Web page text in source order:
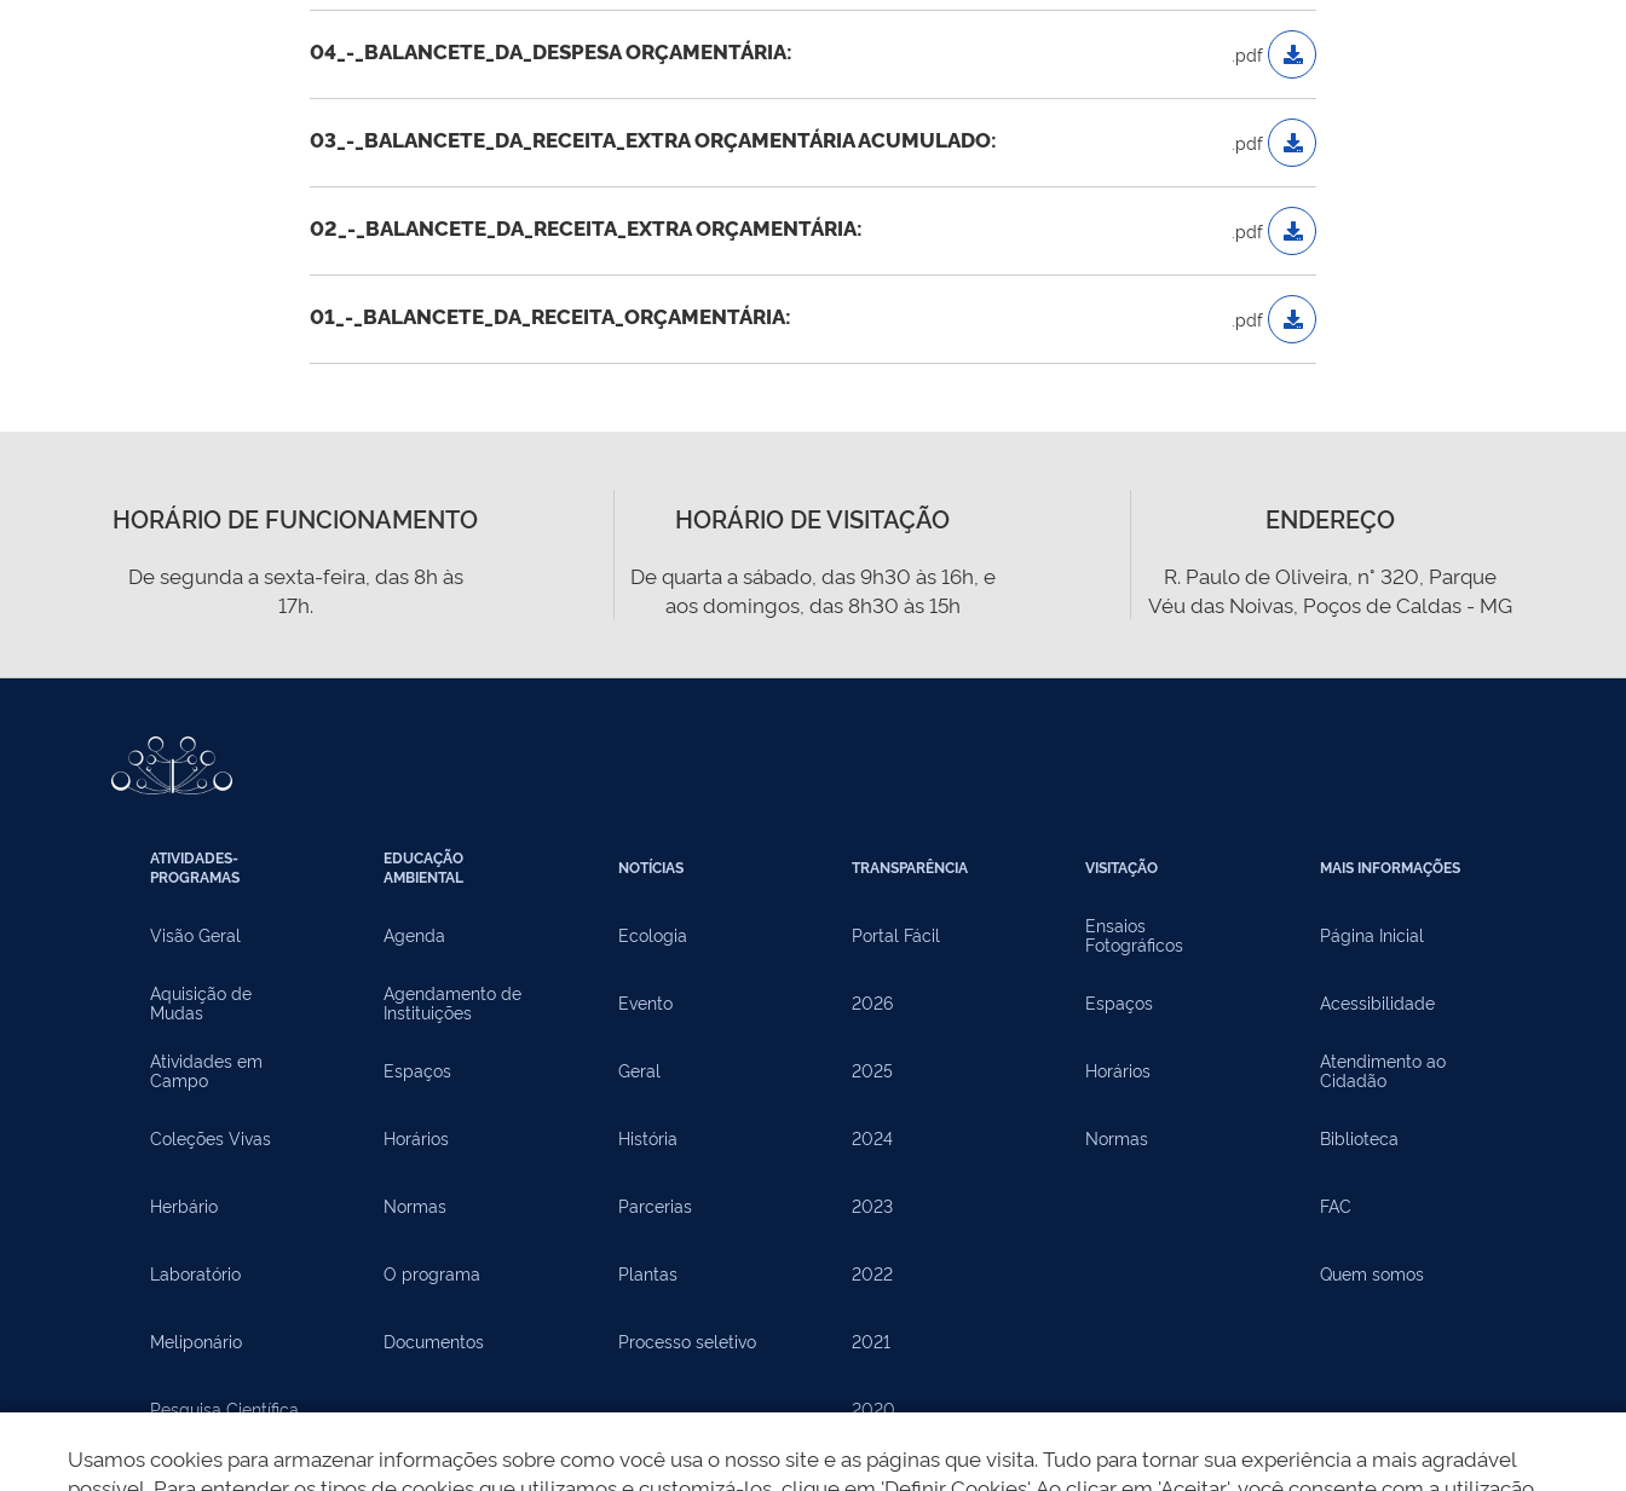
04_-_BALANCETE_DA_DESPESA ORÇAMENTÁRIA: .pdf
03_-_BALANCETE_DA_RECEITA_EXTRA ORÇAMENTÁRIA ACUMULADO: .pdf
02_-_BALANCETE_DA_RECEITA_EXTRA ORÇAMENTÁRIA: .pdf
01_-_BALANCETE_DA_RECEITA_ORÇAMENTÁRIA: .pdf
HORÁRIO DE FUNCIONAMENTO
De segunda a sexta-feira, das 8h às
17h.
HORÁRIO DE VISITAÇÃO
De quarta a sábado, das 9h30 às 16h, e
aos domingos, das 8h30 às 15h
ENDEREÇO
R. Paulo de Oliveira, n° 320, Parque
Véu das Noivas, Poços de Caldas - MG
ATIVIDADES-
PROGRAMAS
Visão Geral
Aquisição de
Mudas
Atividades em
Campo
Coleções Vivas
Herbário
Laboratório
Meliponário
Pesquisa Científica
Documentos
EDUCAÇÃO
AMBIENTAL
Agenda
Agendamento de
Instituições
Espaços
Horários
Normas
O programa
Documentos
NOTÍCIAS
Ecologia
Evento
Geral
História
Parcerias
Plantas
Processo seletivo
TRANSPARÊNCIA
Portal Fácil
2026
2025
2024
2023
2022
2021
2020
2019
VISITAÇÃO
Ensaios
Fotográficos
Espaços
Horários
Normas
MAIS INFORMAÇÕES
Página Inicial
Acessibilidade
Atendimento ao
Cidadão
Biblioteca
FAC
Quem somos
Usamos cookies para armazenar informações sobre como você usa o nosso site e as páginas que visita. Tudo para tornar sua experiência a mais agradável